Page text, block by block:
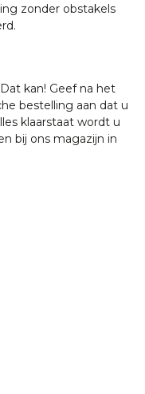
zonder obstakels
kan! Geef na het
bestelling aan dat u
klaarstaat wordt u
bij ons magazijn in